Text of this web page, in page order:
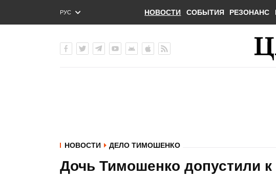
РУС
ENG
НОВОСТИ СОБЫТИЯ РЕЗОНАНС
НОВОСТИ ДЕЛО ТИМОШЕНКО
Дочь Тимошенко допустили